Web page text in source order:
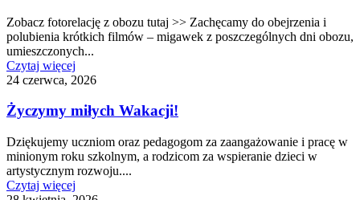
Zobacz fotorelację z obozu tutaj >> Zachęcamy do obejrzenia i
polubienia krótkich filmów – migawek z poszczególnych dni obozu,
umieszczonych...
Czytaj więcej
24 czerwca, 2026
Życzymy miłych Wakacji!
Dziękujemy uczniom oraz pedagogom za zaangażowanie i pracę w
minionym roku szkolnym, a rodzicom za wspieranie dzieci w
artystycznym rozwoju....
Czytaj więcej